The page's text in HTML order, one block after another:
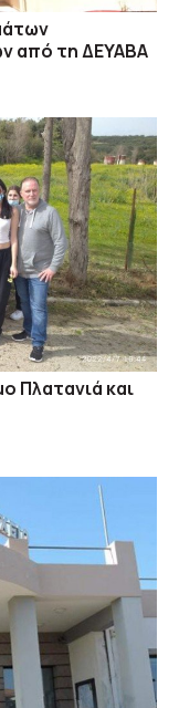
από τη ΔΕΥΑΒΑ
Πλατανιά και